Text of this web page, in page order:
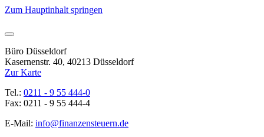
Zum Hauptinhalt springen
Büro Düsseldorf
Kasernenstr. 40, 40213 Düsseldorf
Zur Karte
Tel.: 0211 - 9 55 444-0
Fax: 0211 - 9 55 444-4
E-Mail: info@finanzensteuern.de